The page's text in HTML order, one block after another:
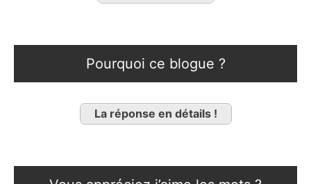
Pourquoi ce blogue ?
La réponse en détails !